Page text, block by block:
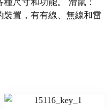
置，有有線、無線和雷